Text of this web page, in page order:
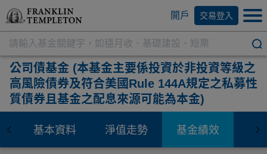
開戶 交易登入
公司債基金 (本基金主要係投資於非投資等級之
高風險債券及符合美國Rule 144A規定之私募性
質債券且基金之配息來源可能為本金)
基本資料 淨值走勢 基金績效 資